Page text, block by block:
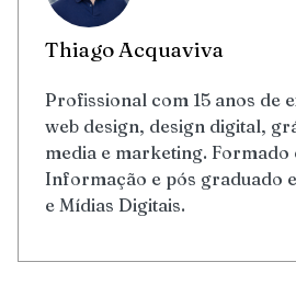
Thiago Acquaviva
Profissional com 15 anos de
web design, design digital,
media e marketing. Formado
Informação e pós graduado
e Mídias Digitais.